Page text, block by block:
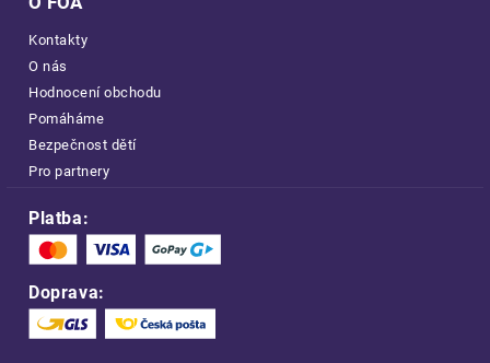
Kontakty
O nás
Hodnocení obchodu
Pomáháme
Bezpečnost dětí
Pro partnery
Platba:
Doprava: